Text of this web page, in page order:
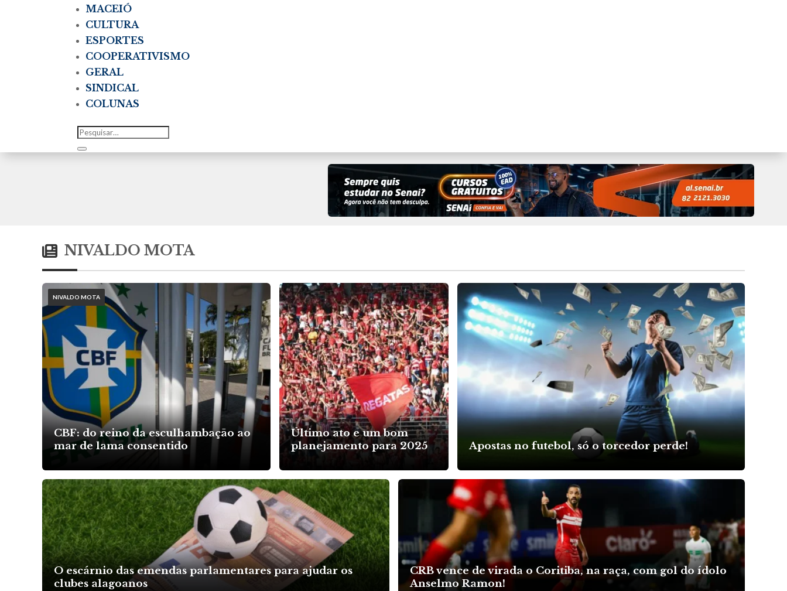
MACEIÓ
CULTURA
ESPORTES
COOPERATIVISMO
GERAL
SINDICAL
COLUNAS
NIVALDO MOTA
NIVALDO MOTA
CBF: do reino da esculhambação ao
mar de lama consentido
Último ato e um bom
planejamento para 2025
Apostas no futebol, só o torcedor perde!
O escárnio das emendas parlamentares para ajudar os
clubes alagoanos
CRB vence de virada o Coritiba, na raça, com gol do ídolo
Anselmo Ramon!